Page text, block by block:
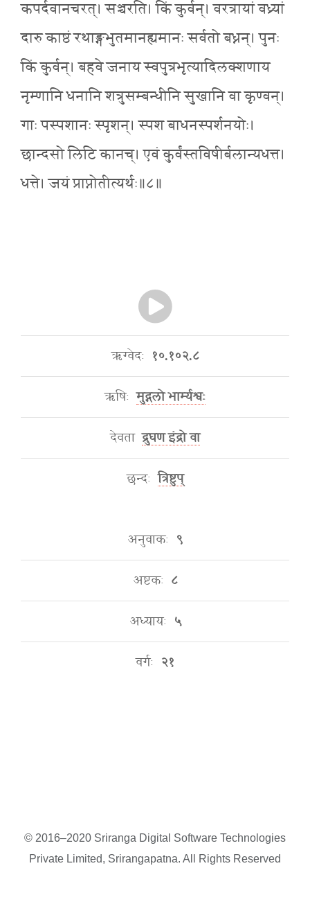
कपर्दवानचरत्। सञ्चरति। किं कुर्वन्। वरत्रायां वध्र्यां
दारु काष्ठं रथाङ्गभुतमानह्यमानः सर्वतो बध्नन्। पुनः
किं कुर्वन्। बहवे जनाय स्वपुत्रभृत्यादिलक्शणाय
नृम्णानि धनानि शत्रुसम्बन्धीनि सुखानि वा कृण्वन्।
गाः पस्पशानः स्पृशन्। स्पश बाधनस्पर्शनयोः।
छान्दसो लिटि कानच्। एवं कुर्वंस्तविषीर्बलान्यधत्त।
धत्ते। जयं प्राप्नोतीत्यर्थः॥८॥
ऋग्वेदः १०.१०२.८
ऋषिः मुद्गलो भार्म्यश्वः
देवता द्रुघण इंद्रो वा
छन्दः त्रिष्टुप्
अनुवाकः ९
अष्टकः ८
अध्यायः ५
वर्गः २१
© 2016–2020 Sriranga Digital Software Technologies
Private Limited, Srirangapatna. All Rights Reserved